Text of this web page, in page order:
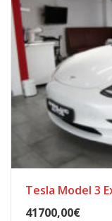
Tesla Model 3
41700,00€